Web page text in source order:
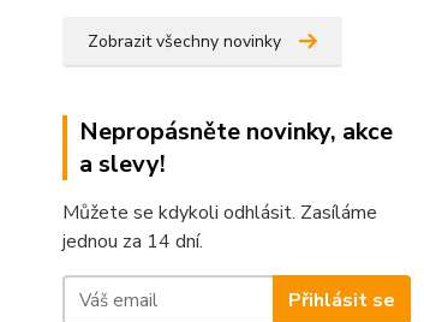
Zobrazit všechny novinky
Nepropásněte novinky, akce
a slevy!
Můžete se kdykoli odhlásit. Zasíláme
jednou za 14 dní.
Přihlásit se